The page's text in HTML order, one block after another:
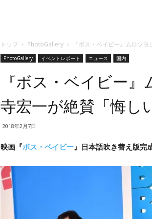
トップ PhotoGallery 『ボス・ベイビー』ムロツ
PhotoGallery イベントレポート ニュース 国内
『ボス・ベイビー
寺宏一が絶賛「悔し
2018年2月7日
映画『ボス・ベイビー 』日本語吹き替え版完